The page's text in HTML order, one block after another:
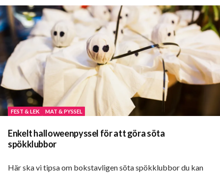
FEST & LEK MAT & PYSSEL
Enkelt halloweenpyssel för att göra söta
spökklubbor
Här ska vi tipsa om bokstavligen söta spökklubbor du kan